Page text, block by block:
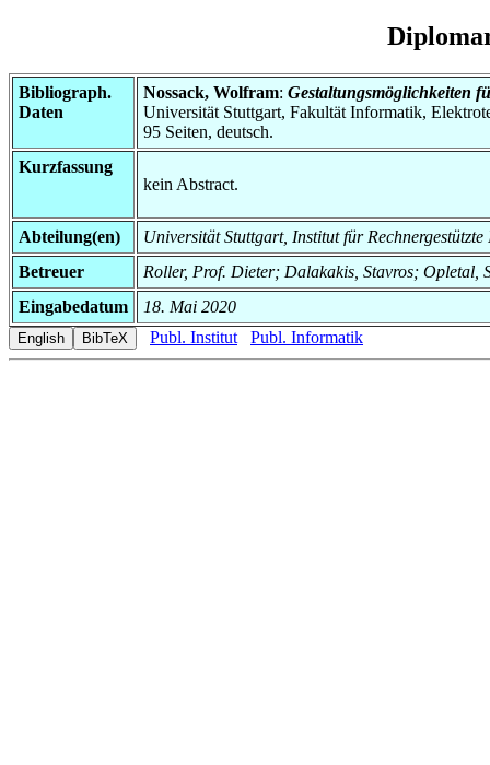
Bibliograph.
Daten
Nossack, Wolfram: Gestaltungsmöglichkeiten
Universität Stuttgart, Fakultät Informatik,
95 Seiten, deutsch.
Kurzfassung
kein Abstract.
Abteilung(en)
Universität Stuttgart, Institut für Rechnergestützte
Betreuer
Roller, Prof. Dieter; Dalakakis, Stavros; Opletal,
Eingabedatum
18. Mai 2020
Publ. Institut
Publ. Informatik